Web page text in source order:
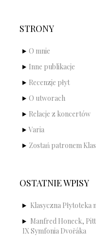
STRONY
O mnie
Inne publikacje
Recenzje płyt
O utworach
Relacje z koncertów
Varia
Zostań patronem
OSTATNIE WPISY
Klasyczna Płytoteka
Manfred Honeck,
IX Symfonia Dvořáka